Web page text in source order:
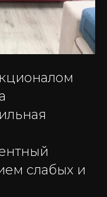
слабых и